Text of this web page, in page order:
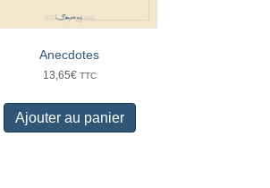
Anecdotes
13,65€ TTC
Ajouter au panier